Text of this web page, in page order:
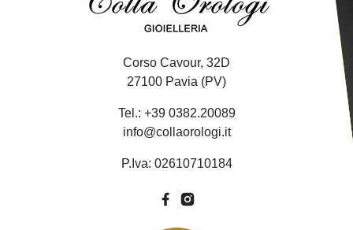
Corso Cavour, 32D
27100 Pavia (PV)
Tel.: +39 0382.20089
info@collaorologi.it
P.Iva: 02610710184